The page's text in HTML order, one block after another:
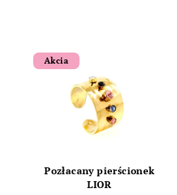
Akcia
Pozłacany pierścionek
LIOR